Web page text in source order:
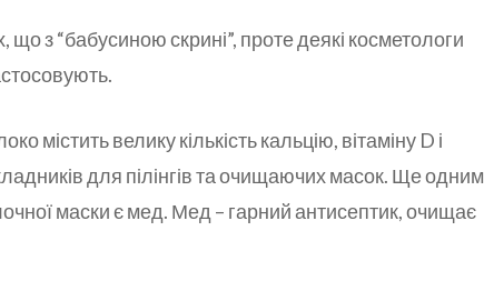
з “бабусиною скрині”, проте деякі косметологи
містить велику кількість кальцію, вітаміну D і
для пілінгів та очищаючих масок. Ще одним
маски є мед. Мед – гарний антисептик, очищає